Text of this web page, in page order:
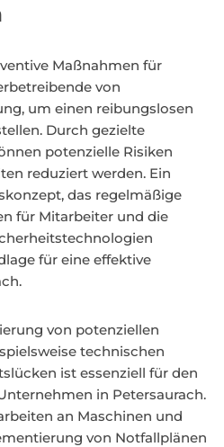
Maßnahmen für
von
um einen reibungslosen
Durch gezielte
potenzielle Risiken
reduziert werden. Ein
das regelmäßige
für Mitarbeiter und die
für eine effektive
von potenziellen
technischen
ist essenziell für den
in Petersaurach.
an Maschinen und
von Notfallplänen